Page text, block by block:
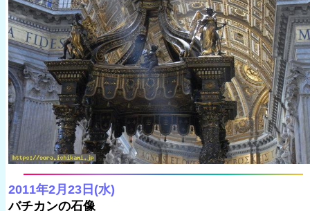
2011年2月23日(水)
バチカンの石像